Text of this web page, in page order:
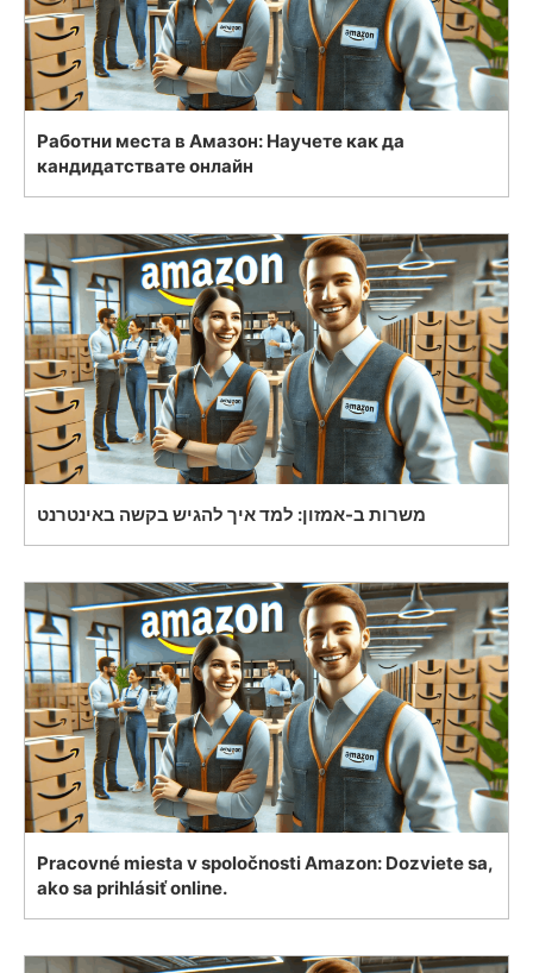
Работни места в Амазон: Научете как да
кандидатствате онлайн
משרות ב-אמזון: למד איך להגיש בקשה באינטרנט
Pracovné miesta v spoločnosti Amazon: Dozviete sa,
ako sa prihlásiť online.